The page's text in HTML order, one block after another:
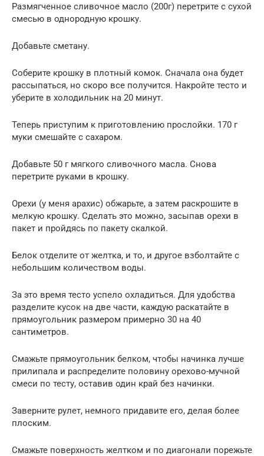
Размягченное сливочное масло (200г) перетрите с сухой
смесью в однородную крошку.
Добавьте сметану.
Соберите крошку в плотный комок. Сначала она будет
рассыпаться, но скоро все получится. Накройте тесто и
уберите в холодильник на 20 минут.
Теперь приступим к приготовлению прослойки. 170 г
муки смешайте с сахаром.
Добавьте 50 г мягкого сливочного масла. Снова
перетрите руками в крошку.
Орехи (у меня арахис) обжарьте, а затем раскрошите в
мелкую крошку. Сделать это можно, засыпав орехи в
пакет и пройдясь по пакету скалкой.
Белок отделите от желтка, и то, и другое взболтайте с
небольшим количеством воды.
За это время тесто успело охладиться. Для удобства
разделите кусок на две части, каждую раскатайте в
прямоугольник размером примерно 30 на 40
сантиметров.
Смажьте прямоугольник белком, чтобы начинка лучше
прилипала и распределите половину орехово-мучной
смеси по тесту, оставив один край без начинки.
Заверните рулет, немного придавите его, делая более
плоским.
Смажьте поверхность желтком и по диагонали порежьте